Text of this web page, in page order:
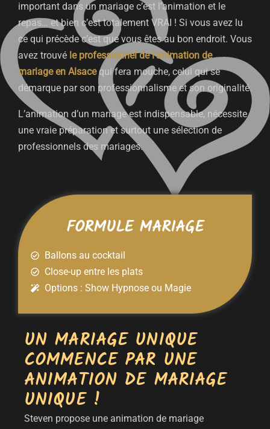
important dans un mariage c’est l’animation et le
repas… et bien c’est totalement VRAI ! Si vous avez lu
ce qui précède c’est que vous êtes au bon endroit. Vous
avez trouvé le professionnel de l’animation de
mariageen Alsacequi fera mouche, celui qui se
démarque par son professionnalisme et son originalité.
L’animation d’un mariage est indispensable, nécessite
une vraie préparation et surtout une sélection de
professionnels des mariages.
FORMULE MARIAGE
Ballons au cocktail
Close-up entre les plats
Options : Show Hypnose ou Magie
UN MARIAGE UNIQUE
COMMENCE PAR UNE
ANIMATION DE MARIAGE
UNIQUE !
Steven propose une animation de mariage